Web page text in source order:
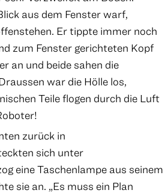
aus dem Fenster warf,
Er tippte immer noch
zum Fenster gerichteten Kopf
an und beide sahen die
war die Hölle los,
Teile flogen durch die Luft
zurück in
sich unter
eine Taschenlampe aus seinem
sie an. „Es muss ein Plan